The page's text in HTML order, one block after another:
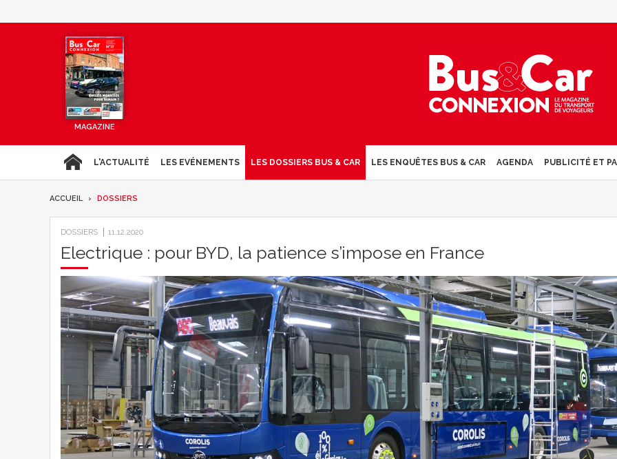
MAGAZINE
L'ACTUALITÉ LES EVÉNEMENTS LES DOSSIERS BUS & CAR LES ENQUÊTES BUS & CAR AGENDA PUBLICITÉ ET
ACCUEIL DOSSIERS
DOSSIERS 11.12.2020
Electrique : pour BYD, la patience s’impose en France